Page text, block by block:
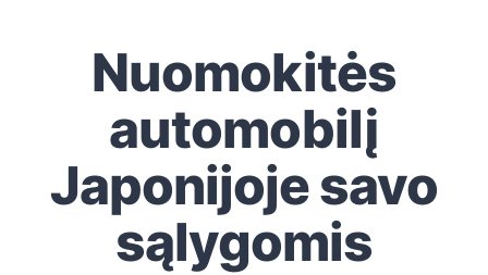
Nuomokitės
automobilį
Japonijoje savo
sąlygomis